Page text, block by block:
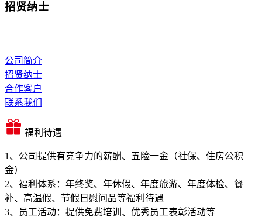
招贤纳士
公司简介
招贤纳士
合作客户
联系我们
福利待遇
1、公司提供有竞争力的薪酬、五险一金（社保、住房公积
金）
2、福利体系：年终奖、年休假、年度旅游、年度体检、餐
补、高温假、节假日慰问品等福利待遇
3、员工活动：提供免费培训、优秀员工表彰活动等